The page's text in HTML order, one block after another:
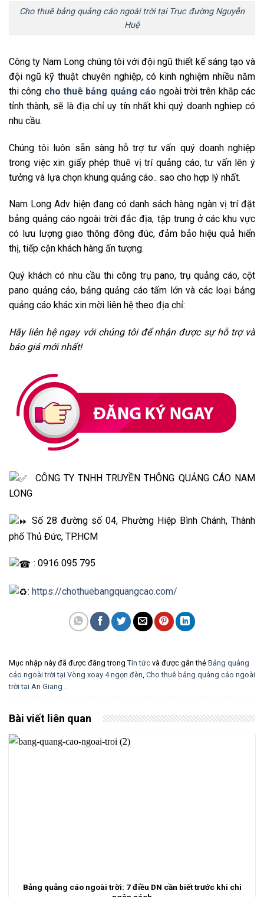
Cho thuê bảng quảng cáo ngoài trời tại Trục đường Nguyễn
Huệ
Công ty Nam Long chúng tôi với đội ngũ thiết kế sáng tạo và
đội ngũ kỹ thuật chuyên nghiệp, có kinh nghiệm nhiều năm
thi công cho thuê bảng quảng cáo ngoài trời trên khắp các
tỉnh thành, sẽ là địa chỉ uy tín nhất khi quý doanh nghiep có
nhu cầu.
Chúng tôi luôn sẵn sàng hỗ trợ tư vấn quý doanh nghiệp
trong việc xin giấy phép thuê vị trí quảng cáo, tư vấn lên ý
tưởng và lựa chọn khung quảng cáo.. sao cho hợp lý nhất.
Nam Long Adv hiện đang có danh sách hàng ngàn vị trí đặt
bảng quảng cáo ngoài trời đắc địa, tập trung ở các khu vực
có lưu lượng giao thông đông đúc, đảm bảo hiệu quả hiển
thị, tiếp cận khách hàng ấn tượng.
Quý khách có nhu cầu thi công trụ pano, trụ quảng cáo, cột
pano quảng cáo, bảng quảng cáo tấm lớn và các loại bảng
quảng cáo khác xin mời liên hệ theo địa chỉ:
Hãy liên hệngay với chúng tôi đểnhận được sựhỗtrợvà
báo giá mới nhất!
CÔNG TY TNHH TRUYỀN THÔNG QUẢNG CÁO NAM
LONG
Số 28 đường số 04, Phường Hiệp Bình Chánh, Thành
phố Thủ Đức, TP.HCM
: 0916 095 795
:https://chothuebangquangcao.com/
Mục nhập này đã được đăng trong Tin tức và được gắn thẻ Bảng quảng
cáo ngoài trời tại Vòng xoay 4 ngọn đèn Cho thuê bảng quảng cáo ngoài
trời tại An Giang
Bài viết liên quan
Bảng quảng cáo ngoài trời: 7 điều DN cần biết trước khi chi